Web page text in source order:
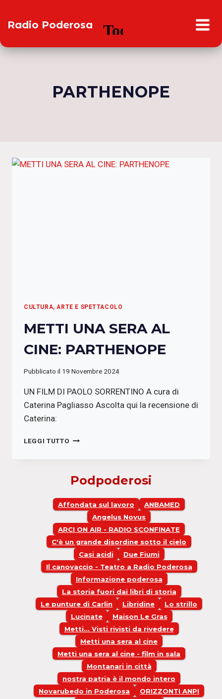
Radio Poderosa
PARTHENOPE
CULTURA, ARTE E SPETTACOLO
METTI UNA SERA AL
CINE: PARTHENOPE
Pubblicato il 19 Novembre 2024
UN FILM DI PAOLO SORRENTINO A cura di
Caterina Pagliasso Ascolta qui la recensione di
Caterina:
LEGGI TUTTO METTI
CINE: PARTHENOPE
Podpoderosi
Affondata sul lavoro
ANBAMED
Angelus Novus
ARCI ON AIR - RADIO SCONFINATE
C'è un grande disordine sotto il cielo
Casi acidi
Due Fiumi
Il canovaccio - Teatro a Radio Poderosa
Informazione poderosa
La storia fuori dai libri di storia
Le punture di Carlin
Libridine
Lo strillo
Lucinate
Maison Le Gras
Metti... Visti rivisti da rivedere
Metti una sera al cine
Metti una sera al cine - film in sala
Montanari in città
nostra patria è il mondo intero
Novarubedo in Poderosa
ORIZZONTI ANPI